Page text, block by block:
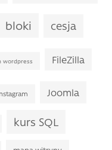
bloki cesja
wordpress FileZilla
Joomla
kurs SQL